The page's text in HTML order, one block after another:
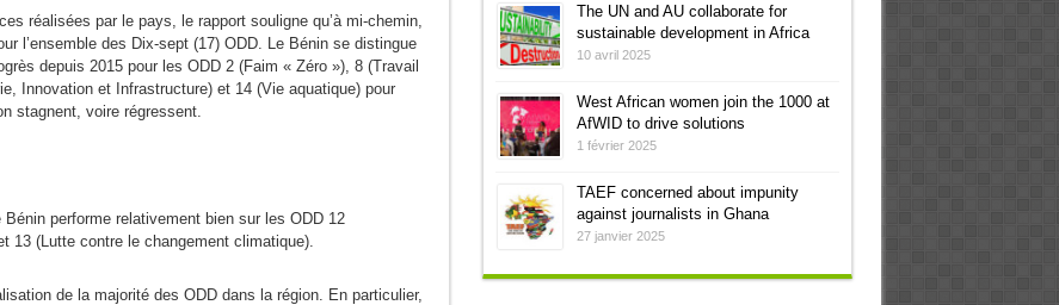
réalisées par le pays, le rapport souligne qu’à mi-chemin,
l’ensemble des Dix-sept (17) ODD. Le Bénin se distingue
depuis 2015 pour les ODD 2 (Faim « Zéro »), 8 (Travail
Innovation et Infrastructure) et 14 (Vie aquatique) pour
stagnent, voire régressent.
performe relativement bien sur les ODD 12
13 (Lutte contre le changement climatique).
de la majorité des ODD dans la région. En particulier,
The UN and AU collaborate for
sustainable development in Africa
10 avril 2025
West African women join the 1000 at
AfWID to drive solutions
1 février 2025
TAEF concerned about impunity
against journalists in Ghana
27 janvier 2025